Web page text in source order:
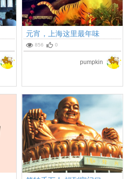
元宵，上海这里最年味
856 0
pumpkin